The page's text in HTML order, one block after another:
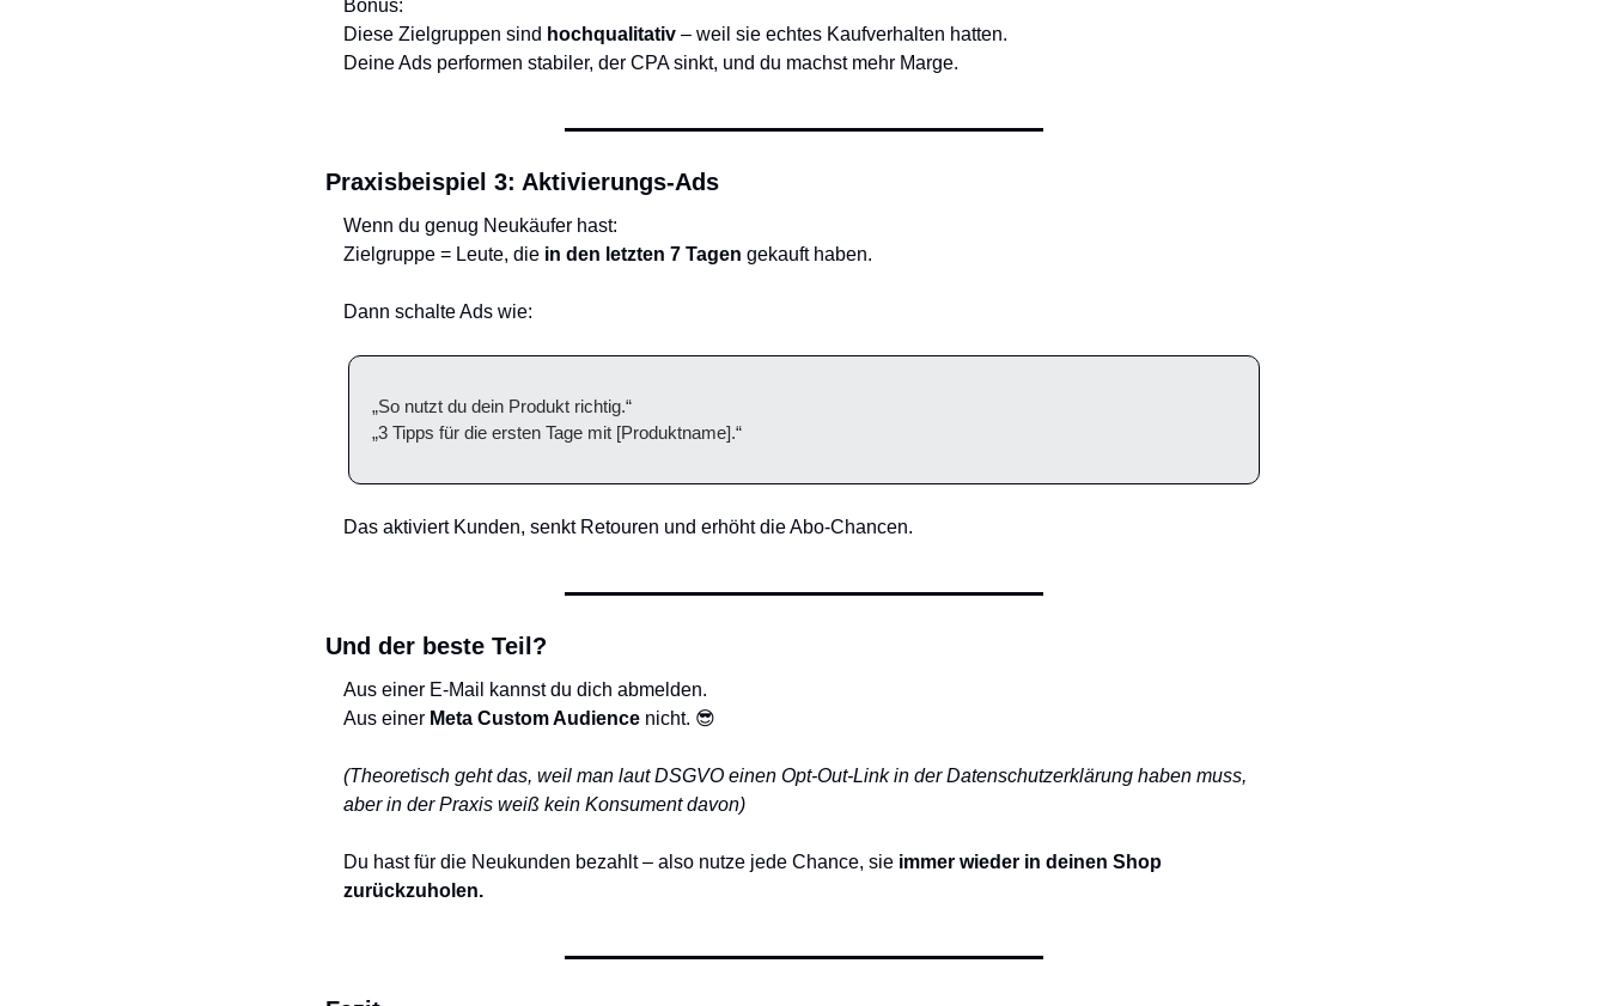
Bonus:
Diese Zielgruppen sind hochqualitativ – weil sie echtes Kaufverhalten hatten.
Deine Ads performen stabiler, der CPA sinkt, und du machst mehr Marge.
Praxisbeispiel 3: Aktivierungs-Ads
Wenn du genug Neukäufer hast:
Zielgruppe = Leute, die in den letzten 7 Tagen gekauft haben.
Dann schalte Ads wie:
„So nutzt du dein Produkt richtig.“
„3 Tipps für die ersten Tage mit [Produktname].“
Das aktiviert Kunden, senkt Retouren und erhöht die Abo-Chancen.
Und der beste Teil?
Aus einer E-Mail kannst du dich abmelden.
Aus einer Meta Custom Audience nicht. 😎
(Theoretisch geht das, weil man laut DSGVO einen Opt-Out-Link in der Datenschutzerklärung haben muss,
aber in der Praxis weiß kein Konsument davon)
Du hast für die Neukunden bezahlt – also nutze jede Chance, sie immer wieder in deinen Shop
zurückzuholen.